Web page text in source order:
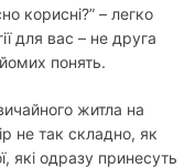
корисні?” – легко
для вас – не друга
понять.
житла на
не так складно, як
які одразу принесуть